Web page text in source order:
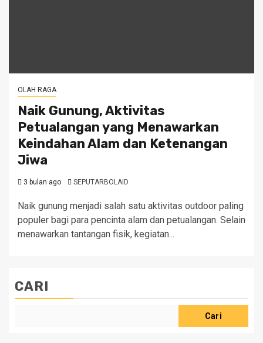
OLAH RAGA
Naik Gunung, Aktivitas
Petualangan yang Menawarkan
Keindahan Alam dan Ketenangan
Jiwa
3 bulan ago SEPUTARBOLAID
Naik gunung menjadi salah satu aktivitas outdoor paling
populer bagi para pencinta alam dan petualangan. Selain
menawarkan tantangan fisik, kegiatan...
CARI
Cari